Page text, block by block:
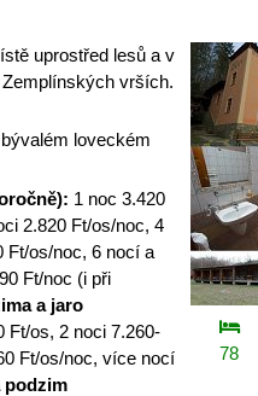
78
uprostřed lesů a v
vrších.
loveckém
1 noc 3.420
2.820 Ft/os/noc, 4
Ft/os/noc, 6 nocí a
Ft/noc (i při
a jaro
Ft/os, 2 noci 7.260-
Ft/os/noc, více nocí
podzim